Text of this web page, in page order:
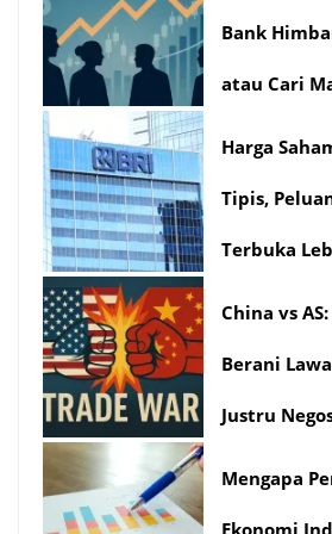
Bank
atau Cari
Harga
Tipis,
Terbuka
China vs
Berani
Justru
Mengapa
Ekonomi